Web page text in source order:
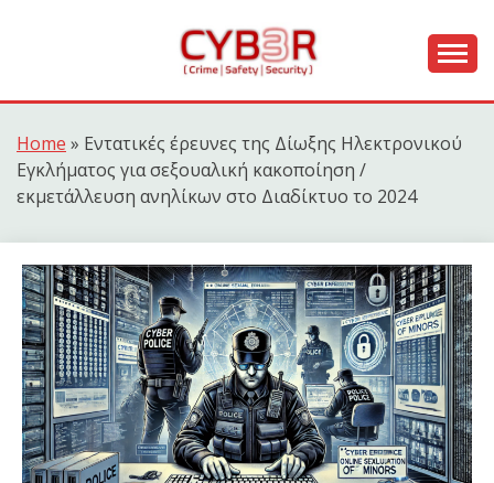
CYB3R
Home » Εντατικές έρευνες της Δίωξης Ηλεκτρονικού
Εγκλήματος για σεξουαλική κακοποίηση /
εκμετάλλευση ανηλίκων στο Διαδίκτυο το 2024